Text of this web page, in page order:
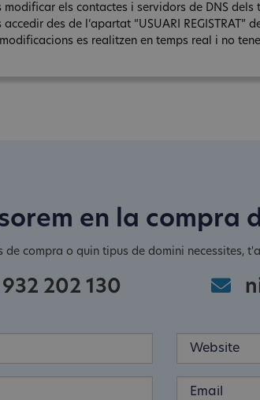
modificar els contactes i servidors de DNS
accedir des de l‘apartat “USUARI REGISTRAT”
es realitzen en temps real i no
en la compra
de compra o quin tipus de domini necessites,
202 130